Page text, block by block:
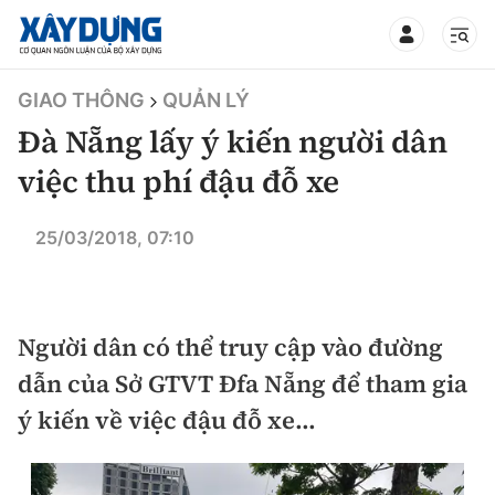
TIN BỘ XÂY DỰNG
Thời sự
Xã hội
Xây dựng
Chỉ đạo điều hành
Giao thông
GIAO THÔNG QUẢN LÝ
Đà Nẵng lấy ý kiến người dân
việc thu phí đậu đỗ xe
25/03/2018, 07:10
Người dân có thể truy cập vào đường
dẫn của Sở GTVT Đfa Nẵng để tham gia
ý kiến về việc đậu đỗ xe...